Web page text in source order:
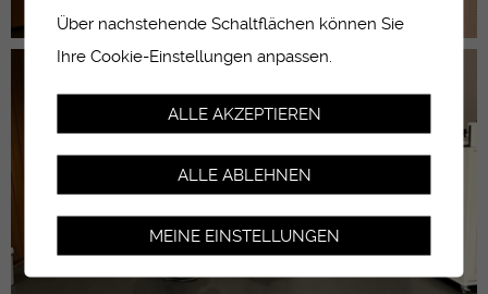
Über nachstehende Schaltflächen können Sie
Ihre Cookie-Einstellungen anpassen.
ALLE AKZEPTIEREN
ALLE ABLEHNEN
MEINE EINSTELLUNGEN